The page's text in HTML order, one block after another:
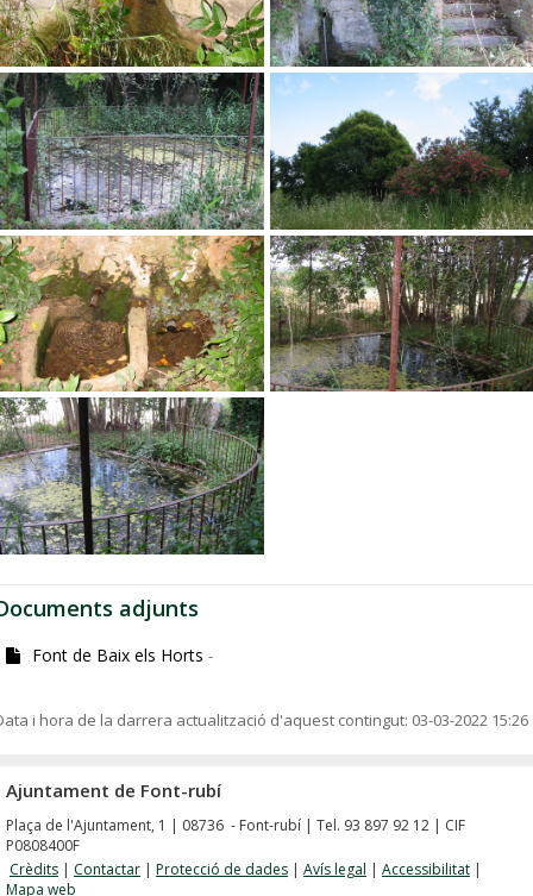
adjunts
Font de Baix els Horts -
i hora de la darrera actualització d'aquest contingut: 03-03-2022 15:26
Ajuntament de Font-rubí
Plaça de l'Ajuntament, 1 | 08736 - Font-rubí | Tel. 93 897 92 12 | CIF
P0808400F
Crèdits | Contactar | Protecció de dades | Avís legal | Accessibilitat |
Mapa web